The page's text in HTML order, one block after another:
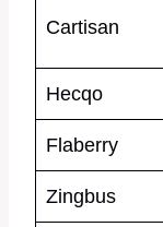
Cartisan
Hecqo
Flaberry
Zingbus